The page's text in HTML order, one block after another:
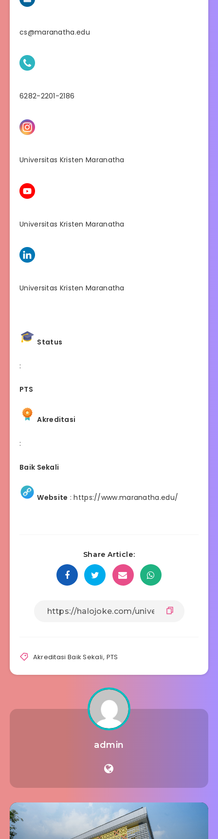
cs@maranatha.edu
6282-2201-2186
Universitas Kristen Maranatha
Universitas Kristen Maranatha
Universitas Kristen Maranatha
Status
:
PTS
Akreditasi
:
Baik Sekali
Website :https://www.maranatha.edu/
Share Article:
Akreditasi Baik Sekali, PTS
admin